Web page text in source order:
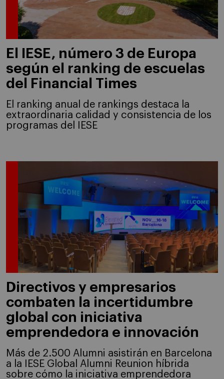
El IESE, número 3 de Europa
según el ranking de escuelas
del Financial Times
El ranking anual de rankings destaca la
extraordinaria calidad y consistencia de los
programas del IESE
Directivos y empresarios
combaten la incertidumbre
global con iniciativa
emprendedora e innovación
Más de 2.500 Alumni asistirán en Barcelona
a la IESE Global Alumni Reunion híbrida
sobre cómo la iniciativa emprendedora